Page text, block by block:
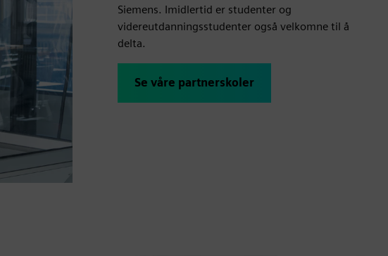
Siemens. Imidlertid er studenter og
videreutdanningsstudenter også velkomne til å
delta.
Se våre partnerskoler